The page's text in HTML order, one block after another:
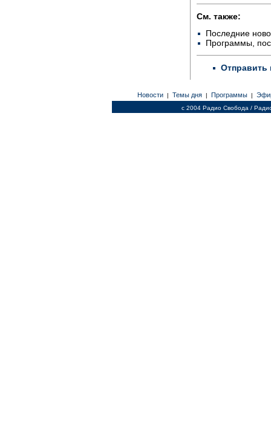
См. также:
Последние
Программы,
Отправить
Новости | Темы дня | Программы |
c 2004 Радио Свобода /